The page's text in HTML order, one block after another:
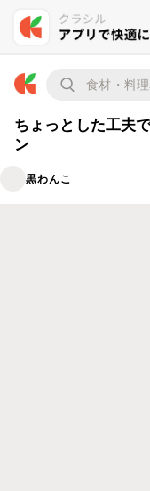
ちょっとした工夫
ン
黒わんこ